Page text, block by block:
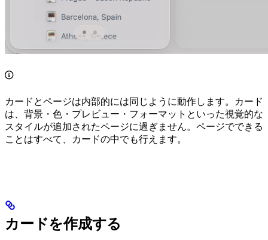
カードとページは内部的には同じように動作します。カード
は、背景・色・プレビュー・フォーマットといった視覚的な
スタイルが追加されたページに過ぎません。ページでできる
ことはすべて、カードの中でも行えます。
カードを作成する